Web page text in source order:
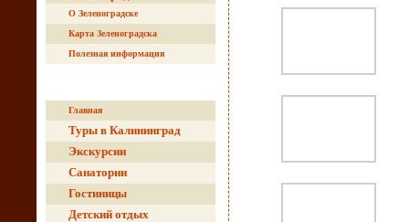
О Зеленоградске
Карта Зеленоградска
Полезная информация
Главная
Туры в Калининград
Экскурсии
Санатории
Гостиницы
Детский отдых